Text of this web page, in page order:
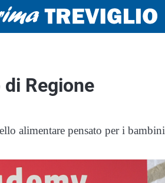
Regione
alimentare pensato per i bambini